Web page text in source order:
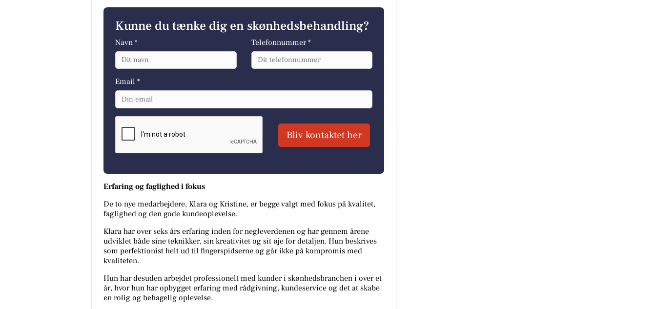
Kunne du tænke dig en skønhedsbehandling?
Navn * Telefonnummer *
Email *
Bliv kontaktet her
Erfaring og faglighed i fokus
De to nye medarbejdere, Klara og Kristine, er begge valgt med fokus på kvalitet,
faglighed og den gode kundeoplevelse.
Klara har over seks års erfaring inden for negleverdenen og har gennem årene
udviklet både sine teknikker, sin kreativitet og sit øje for detaljen. Hun beskrives
som perfektionist helt ud til fingerspidserne og går ikke på kompromis med
kvaliteten.
Hun har desuden arbejdet professionelt med kunder i skønhedsbranchen i over et
år, hvor hun har opbygget erfaring med rådgivning, kundeservice og det at skabe
en rolig og behagelig oplevelse.